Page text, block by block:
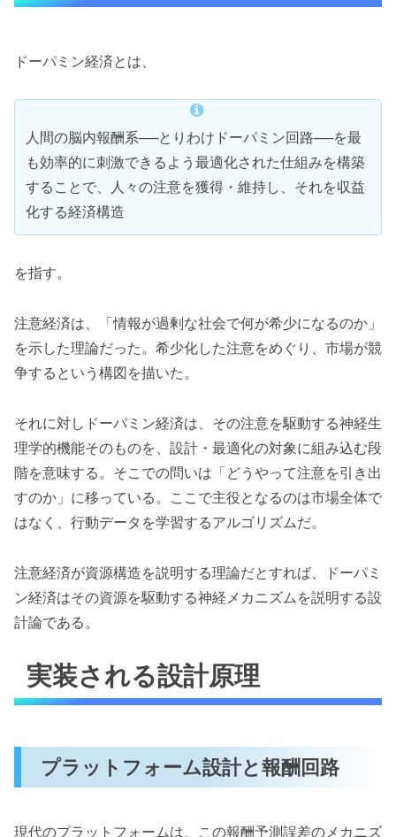
ドーパミン経済とは、
人間の脳内報酬系──とりわけドーパミン回路──を最
も効率的に刺激できるよう最適化された仕組みを構築
することで、人々の注意を獲得・維持し、それを収益
化する経済構造
を指す。
注意経済は、「情報が過剰な社会で何が希少になるのか」
を示した理論だった。希少化した注意をめぐり、市場が競
争するという構図を描いた。
それに対しドーパミン経済は、その注意を駆動する神経生
理学的機能そのものを、設計・最適化の対象に組み込む段
階を意味する。そこでの問いは「どうやって注意を引き出
すのか」に移っている。ここで主役となるのは市場全体で
はなく、行動データを学習するアルゴリズムだ。
注意経済が資源構造を説明する理論だとすれば、ドーパミ
ン経済はその資源を駆動する神経メカニズムを説明する設
計論である。
実装される設計原理
プラットフォーム設計と報酬回路
現代のプラットフォームは、この報酬予測誤差のメカニズ